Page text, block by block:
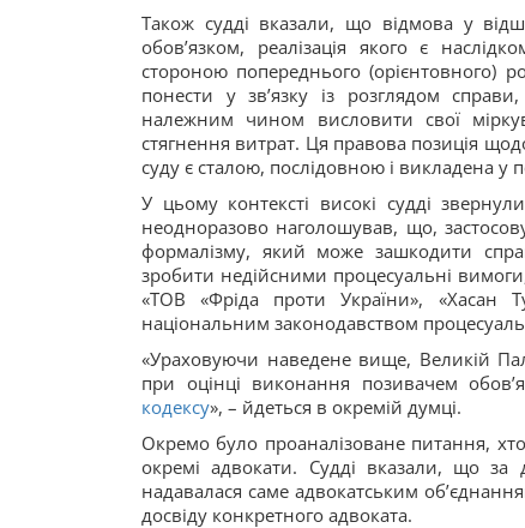
Також судді вказали, що відмова у
обов’язком, реалізація якого є
стороною попереднього (орієнтовного)
понести у зв’язку із розглядом
належним чином висловити свої
стягнення витрат. Ця правова позиція
суду є сталою, послідовною і викладена у
У цьому контексті високі судді
неодноразово наголошував, що,
формалізму, який може зашкодити
зробити недійсними процесуальні
«ТОВ «Фріда проти України», «Хасан
національним законодавством
«Ураховуючи наведене вище, Великій
при оцінці виконання позивачем
кодексу», – йдеться в окремій думці.
Окремо було проаналізоване питання,
окремі адвокати. Судді вказали, що
надавалася саме адвокатським
досвіду конкретного адвоката.